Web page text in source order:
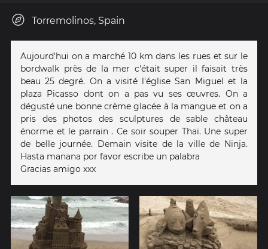
Torremolinos, Spain
Aujourd'hui on a marché 10 km dans les rues et sur le
bordwalk près de la mer c'était super il faisait très
beau 25 degré. On a visité l'église San Miguel et la
plaza Picasso dont on a pas vu ses œuvres. On a
dégusté une bonne crème glacée à la mangue et on a
pris des photos des sculptures de sable château
énorme et le parrain . Ce soir souper Thai. Une super
de belle journée. Demain visite de la ville de Ninja.
Hasta manana por favor escribe un palabra
Gracias amigo xxx